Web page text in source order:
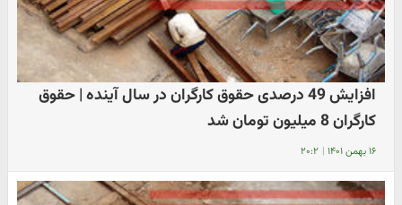
افزایش 49 درصدی حقوق کارگران در سال آینده | حقوق
کارگران 8 میلیون تومان شد
۱۶ بهمن ۱۴۰۱ | ۲۰:۲